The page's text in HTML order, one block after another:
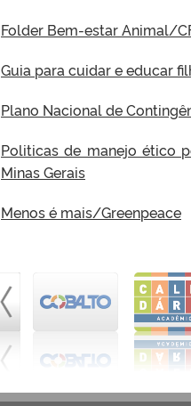
Folder Bem-estar Animal/
Guia para cuidar e educar
Plano Nacional de
Politicas de manejo ético
Minas Gerais
Menos é mais/Greenpeace